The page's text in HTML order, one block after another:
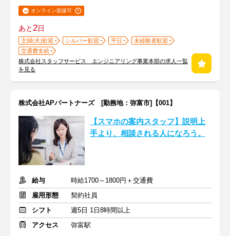
オンライン面接可
あと2日
主婦(夫)歓迎 シルバー歓迎 平日
未経験者歓迎
交通費支給
株式会社スタッフサービス エンジニアリング事業本部の求人一覧
を見る
株式会社APパートナーズ [勤務地：弥富市]【001】
【スマホの案内スタッフ】説明上
手より、相談される人になろう。
給与
時給1700～1800円＋交通費
雇用形態
契約社員
シフト
週5日 1日8時間以上
アクセス
弥富駅